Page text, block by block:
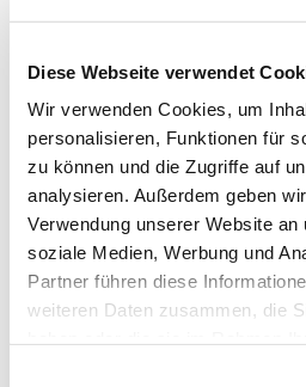
Diese Webseite verwendet
Wir verwenden Cookies, um
personalisieren, Funktionen für
zu können und die Zugriffe auf
analysieren. Außerdem geben
Verwendung unserer Website
soziale Medien, Werbung und
Partner führen diese
weiteren Daten zusammen, die
QUADRON 185Power
Линейный выключатель-
предохранителями 250 A
Типоразмер 1, 1-полюсное
Винт М12
для шин: 30, 40, 60, 80, 100, 120 x
More